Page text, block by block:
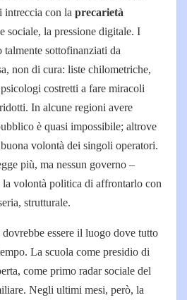
intreccia con la precarietà
sociale, la pressione digitale. I
talmente sottofinanziati da
non di cura: liste chilometriche,
costretti a fare miracoli
In alcune regioni avere
è quasi impossibile; altrove
volontà dei singoli operatori.
più, ma nessun governo –
la volontà politica di affrontarlo con
strutturale.
dovrebbe essere il luogo dove tutto
La scuola come presidio di
come primo radar sociale del
Negli ultimi mesi, però, la